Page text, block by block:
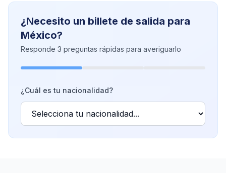
¿Necesito un billete de salida para
México?
Responde 3 preguntas rápidas para averiguarlo
¿Cuál es tu nacionalidad?